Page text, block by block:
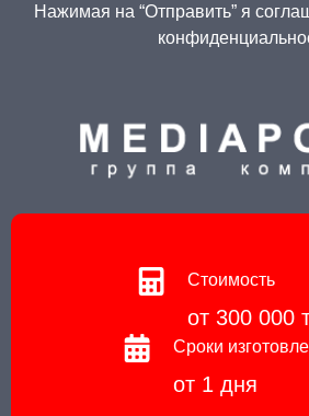
Нажимая на “Отправить” я
Стоимость
от 300 000
Сроки
от 1 дня